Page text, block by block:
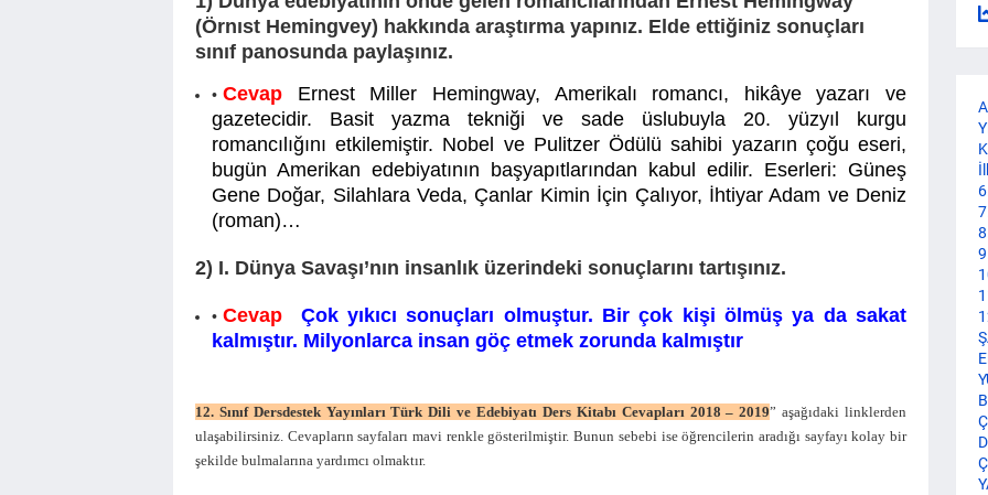
(Örnıst Hemingvey) hakkında araştırma yapınız. Elde ettiğiniz sonuçları
sınıf panosunda paylaşınız.
Cevap Ernest Miller Hemingway, Amerikalı romancı, hikâye yazarı ve
gazetecidir. Basit yazma tekniği ve sade üslubuyla 20. yüzyıl kurgu
romancılığını etkilemiştir. Nobel ve Pulitzer Ödülü sahibi yazarın çoğu eseri,
bugün Amerikan edebiyatının başyapıtlarından kabul edilir. Eserleri: Güneş
Gene Doğar, Silahlara Veda, Çanlar Kimin İçin Çalıyor, İhtiyar Adam ve Deniz
(roman)…
2) I. Dünya Savaşı’nın insanlık üzerindeki sonuçlarını tartışınız.
Cevap Çok yıkıcı sonuçları olmuştur. Bir çok kişi ölmüş ya da sakat
kalmıştır. Milyonlarca insan göç etmek zorunda kalmıştır
12. Sınıf Dersdestek Yayınları Türk Dili ve Edebiyatı Ders Kitabı Cevapları 2018 – 2019” aşağıdaki linklerden
ulaşabilirsiniz. Cevapların sayfaları mavi renkle gösterilmiştir. Bunun sebebi ise öğrencilerin aradığı sayfayı kolay bir
şekilde bulmalarına yardımcı olmaktır.